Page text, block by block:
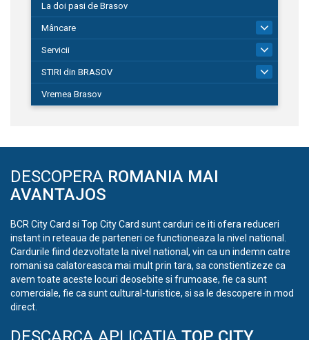
La doi pasi de Brasov
Mâncare
Servicii
STIRI din BRASOV
Vremea Brasov
DESCOPERA ROMANIA MAI
AVANTAJOS
BCR City Card si Top City Card sunt carduri ce iti ofera reduceri
instant in reteaua de parteneri ce functioneaza la nivel national.
Cardurile fiind dezvoltate la nivel national, vin ca un indemn catre
romani sa calatoreasca mai mult prin tara, sa constientizeze ca
avem toate aceste locuri deosebite si frumoase, fie ca sunt
comerciale, fie ca sunt cultural-turistice, si sa le descopere in mod
direct.